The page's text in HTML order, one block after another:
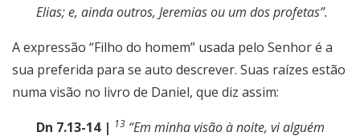
Elias; e, ainda outros, Jeremias ou um dos profetas”.
A expressão “Filho do homem” usada pelo Senhor é a
sua preferida para se auto descrever. Suas raízes estão
numa visão no livro de Daniel, que diz assim:
Dn 7.13-14 | 13 “Em minha visão à noite, vi alguém